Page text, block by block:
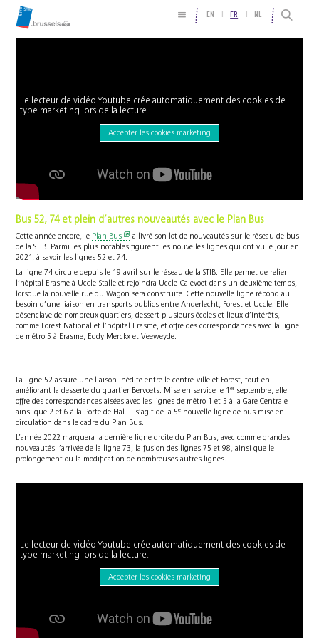
EN FR NL
Le lecteur de vidéo Youtube crée automatiquement des cookies de
type marketing lors de la lecture.
Accepter les cookies marketing
Bus 52, 74 et plein d’autres nouveautés avec le Plan Bus
Cette année encore, le Plan Bus
a livré son lot de nouveautés sur le réseau de bus
de la STIB. Parmi les plus notables figurent les nouvelles lignes qui ont vu le jour en
2021, à savoir les lignes 52 et 74.
La ligne 74 circule depuis le 19 avril sur le réseau de la STIB. Elle permet de relier
l’hôpital Erasme à Uccle-Stalle et rejoindra Uccle-Calevoet dans un deuxième temps,
lorsque la nouvelle rue du Wagon sera construite. Cette nouvelle ligne répond au
besoin d’une liaison en transports publics entre Anderlecht, Forest et Uccle. Elle
désenclave de nombreux quartiers, dessert plusieurs écoles et lieux d’intérêts,
comme Forest National et l’hôpital Erasme, et offre des correspondances avec la ligne
de métro 5 à Erasme, Eddy Merckx et Veeweyde.
La ligne 52 assure une liaison inédite entre le centre-ville et Forest, tout en
améliorant la desserte du quartier Bervoets. Mise en service le 1er septembre, elle
offre des correspondances aisées avec les lignes de métro 1 et 5 à la Gare Centrale
ainsi que 2 et 6 à la Porte de Hal. Il s’agit de la 5e nouvelle ligne de bus mise en
circulation dans le cadre du Plan Bus.
L’année 2022 marquera la dernière ligne droite du Plan Bus, avec comme grandes
nouveautés l’arrivée de la ligne 73, la fusion des lignes 75 et 98, ainsi que le
prolongement ou la modification de nombreuses autres lignes.
Le lecteur de vidéo Youtube crée automatiquement des cookies de
type marketing lors de la lecture.
Accepter les cookies marketing